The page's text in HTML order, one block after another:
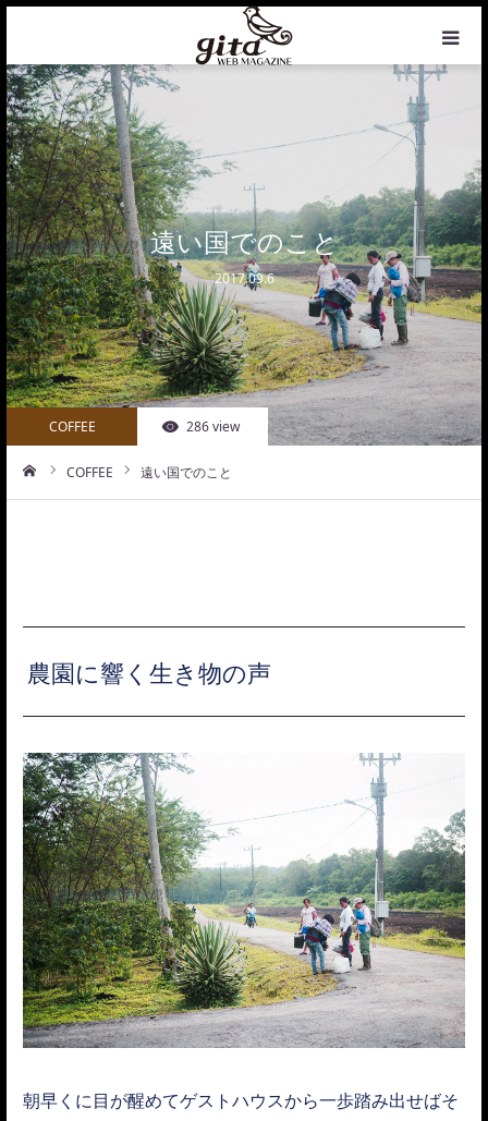
遠い国でのこと
2017.09.6
COFFEE 286 view
COFFEE 遠い国でのこと
農園に響く生き物の声
朝早くに目が醒めてゲストハウスから一歩踏み出せばそ
HOME
NEWS
WEB MAGAZINE
COFFEE
PHOTO&DESIGN
PROFILE
CONTACT